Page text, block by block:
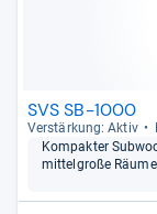
SVS SB-1000
Ver­stär­kung: Aktiv
Kom­pak­ter
mit­tel­große Räume